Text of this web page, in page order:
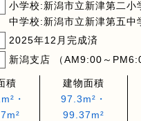
小学校:新潟市立新津第二小
中学校:新潟市立新津第五中
2025年12月完成済
新潟支店 （AM9:00～
積
・
建物面積
97.3m²・
99.37m²